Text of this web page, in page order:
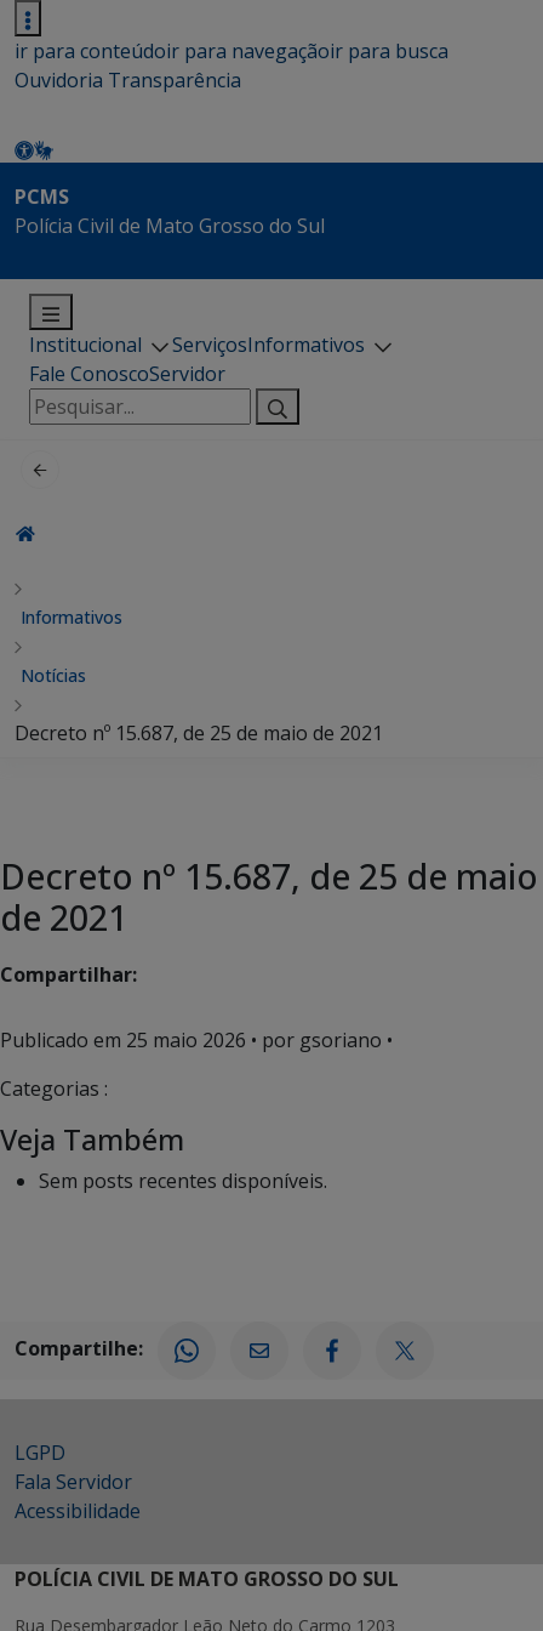
ir para conteúdoir para navegaçãoir para busca
Ouvidoria Transparência
PCMS
Polícia Civil de Mato Grosso do Sul
Institucional ServiçosInformativos
Fale ConoscoServidor
Pesquisar
por:
Informativos
Notícias
Decreto nº 15.687, de 25 de maio de 2021
Decreto nº 15.687, de 25 de maio
de 2021
Compartilhar:
Publicado em 25 maio 2026 • por gsoriano •
Categorias :
Veja Também
Sem posts recentes disponíveis.
Compartilhe:
LGPD
Fala Servidor
Acessibilidade
POLÍCIA CIVIL DE MATO GROSSO DO SUL
Rua Desembargador Leão Neto do Carmo 1203